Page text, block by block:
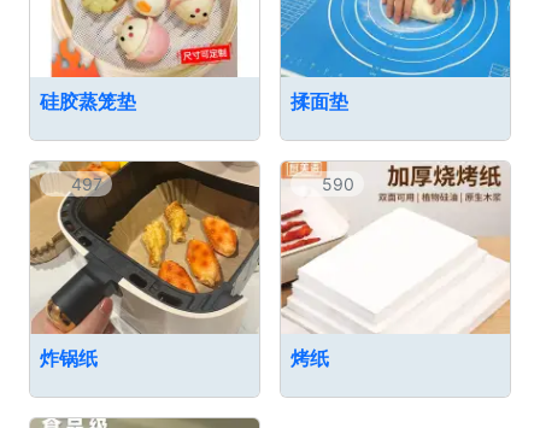
硅胶蒸笼垫 揉面垫
497
炸锅纸
590
烤纸